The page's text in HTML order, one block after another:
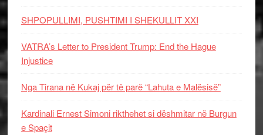
SHPOPULLIMI, PUSHTIMI I SHEKULLIT XXI
VATRA’s Letter to President Trump: End the Hague
Injustice
Nga Tirana në Kukaj për të parë “Lahuta e Malësisë”
Kardinali Ernest Simoni rikthehet si dëshmitar në Burgun
e Spaçit